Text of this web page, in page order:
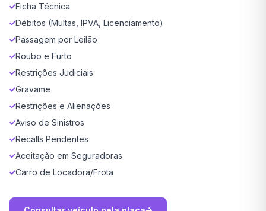
Ficha Técnica
Débitos (Multas, IPVA, Licenciamento)
Passagem por Leilão
Roubo e Furto
Restrições Judiciais
Gravame
Restrições e Alienações
Aviso de Sinistros
Recalls Pendentes
Aceitação em Seguradoras
Carro de Locadora/Frota